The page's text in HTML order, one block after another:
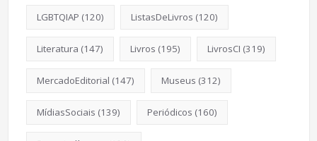
LGBTQIAP (120) ListasDeLivros (120)
Literatura (147) Livros (195) LivrosCI (319)
MercadoEditorial (147) Museus (312)
MídiasSociais (139) Periódicos (160)